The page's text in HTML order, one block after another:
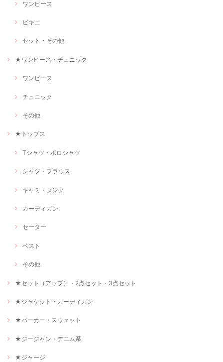
ワンピース
ビキニ
セット・その他
★ワンピース・チュニック
ワンピース
チュニック
その他
★トップス
Tシャツ・ポロシャツ
シャツ・ブラウス
キャミ・タンク
カーディガン
セーター
ベスト
その他
★セット（アップ）・2点セット・3点セット
★ジャケット・カーディガン
★パーカー・スウェット
★ジージャン・デニム系
★ジャージ